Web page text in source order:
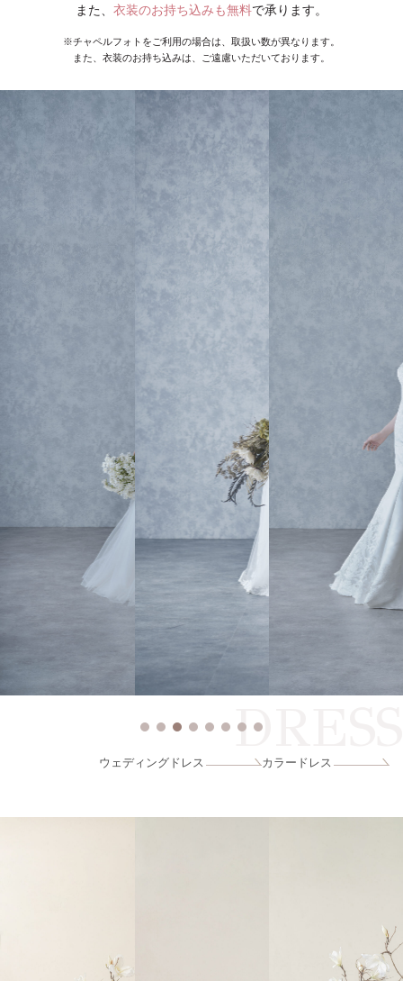
また、 衣装のお持ち込みも無料で承ります。
※チャペルフォトをご利用の場合は、取扱い数が異なります。
また、衣装のお持ち込みは、ご遠慮いただいております。
DRESS
ウェディングドレス カラードレス